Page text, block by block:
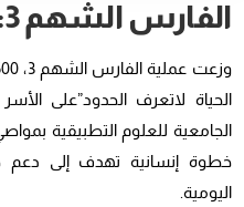
الفارس الشهم 3:
الحياة لاتعرف الحدود”على
خطوة إنسانية تهدف إلى دعم
اليومية.